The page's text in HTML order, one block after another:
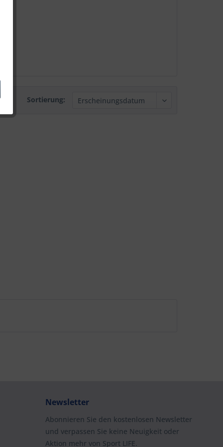
Sortierung:
Newsletter
Abonnieren Sie den kostenlosen Newsletter
und verpassen Sie keine Neuigkeit oder
Aktion mehr von Sport LIFE.